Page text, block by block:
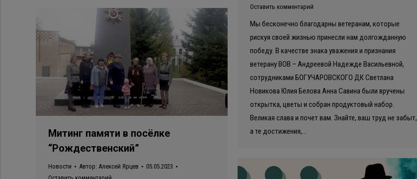
Оставить комментарий
Мы бесконечно благодарны ветеранам, которые
рискуя своей жизнью принесли нам долгожданную
победу. В качестве знака уважения и признания
ветерану ВОВ – Андреевой Надежде Васильевной,
сотрудниками БОГУЧАРОВСКОГО ДК Светлана
Новикова Юлия Белова Анна Савина были вручены
открытка, цветы и собран продуктовый набор.
Великая слава и почет вам. Знайте, ваш труд не забыт,
а те достижения,…
Митинг памяти в посёлке
“Рождественский”
Новости Автор: Алексей Ярцев
05.05.2023